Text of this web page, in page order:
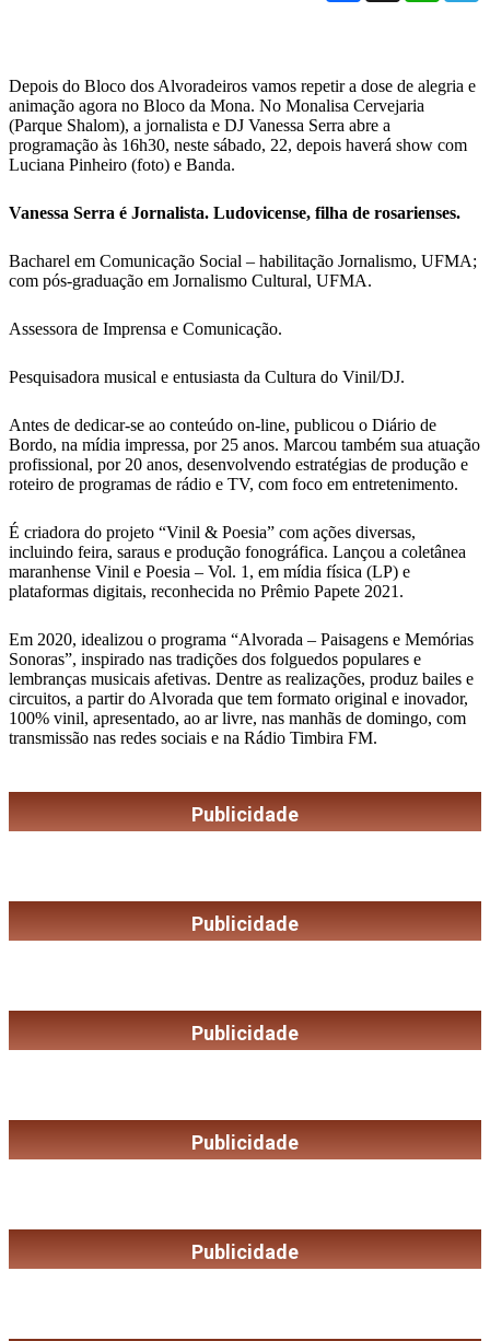
Depois do Bloco dos Alvoradeiros vamos repetir a dose de alegria e
animação agora no Bloco da Mona. No Monalisa Cervejaria
(Parque Shalom), a jornalista e DJ Vanessa Serra abre a
programação às 16h30, neste sábado, 22, depois haverá show com
Luciana Pinheiro (foto) e Banda.
Vanessa Serra é Jornalista. Ludovicense, filha de rosarienses.
Bacharel em Comunicação Social – habilitação Jornalismo, UFMA;
com pós-graduação em Jornalismo Cultural, UFMA.
Assessora de Imprensa e Comunicação.
Pesquisadora musical e entusiasta da Cultura do Vinil/DJ.
Antes de dedicar-se ao conteúdo on-line, publicou o Diário de
Bordo, na mídia impressa, por 25 anos. Marcou também sua atuação
profissional, por 20 anos, desenvolvendo estratégias de produção e
roteiro de programas de rádio e TV, com foco em entretenimento.
É criadora do projeto “Vinil & Poesia” com ações diversas,
incluindo feira, saraus e produção fonográfica. Lançou a coletânea
maranhense Vinil e Poesia – Vol. 1, em mídia física (LP) e
plataformas digitais, reconhecida no Prêmio Papete 2021.
Em 2020, idealizou o programa “Alvorada – Paisagens e Memórias
Sonoras”, inspirado nas tradições dos folguedos populares e
lembranças musicais afetivas. Dentre as realizações, produz bailes e
circuitos, a partir do Alvorada que tem formato original e inovador,
100% vinil, apresentado, ao ar livre, nas manhãs de domingo, com
transmissão nas redes sociais e na Rádio Timbira FM.
Publicidade
Publicidade
Publicidade
Publicidade
Publicidade